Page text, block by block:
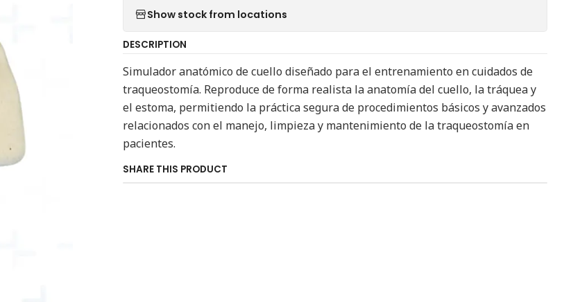
Show stock from locations
DESCRIPTION
Simulador anatómico de cuello diseñado para el entrenamiento en cuidados de
traqueostomía. Reproduce de forma realista la anatomía del cuello, la tráquea y
el estoma, permitiendo la práctica segura de procedimientos básicos y avanzados
relacionados con el manejo, limpieza y mantenimiento de la traqueostomía en
pacientes.
SHARE THIS PRODUCT